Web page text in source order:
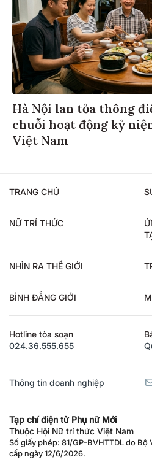
Hà Nội lan tỏa thông
chuỗi hoạt động kỷ
Việt Nam
TRANG CHỦ
NỮ TRÍ THỨC
NHÌN RA THẾ GIỚI
BÌNH ĐẲNG GIỚI
Hotline tòa soạn
024.36.555.655
Thông tin doanh nghiệp
Tạp chí điện tử Phụ nữ Mới
Thuộc Hội Nữ trí thức Việt Nam
Số giấy phép: 81/GP-BVHTTDL do Bộ
cấp ngày 12/6/2026.